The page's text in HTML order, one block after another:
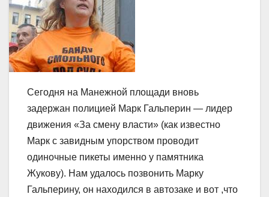
Сегодня на Манежной площади вновь
задержан полицией Марк Гальперин — лидер
движения «За смену власти» (как известно
Марк с завидным упорством проводит
одиночные пикеты именно у памятника
Жукову). Нам удалось позвонить Марку
Гальперину, он находился в автозаке и вот ,что